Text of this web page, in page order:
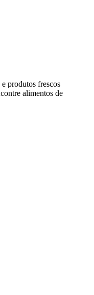
produtos frescos
alimentos de